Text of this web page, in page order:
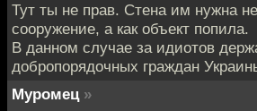
Тут ты не прав. Стена им нужна
сооружение, а как объект попила.
В данном случае за идиотов
добропорядочных граждан
Муромец »